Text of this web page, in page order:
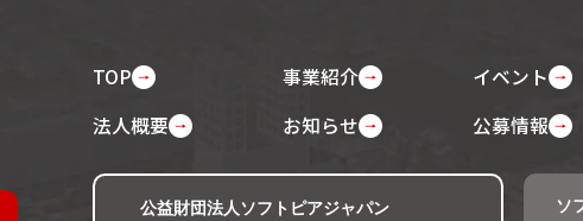
TOP 事業紹介
イベント
法人概要
お知らせ 公募情報
公益財団法人ソフトピアジャパン
ソ